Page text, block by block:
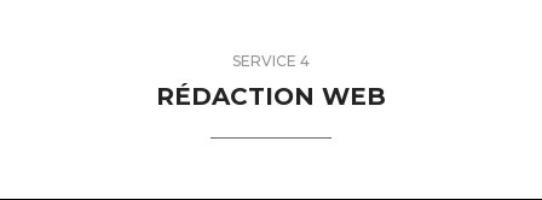
SERVICE 4
RÉDACTION WEB